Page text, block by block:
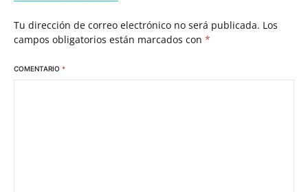
Tu dirección de correo electrónico no será publicada. Los
campos obligatorios están marcados con *
COMENTARIO *